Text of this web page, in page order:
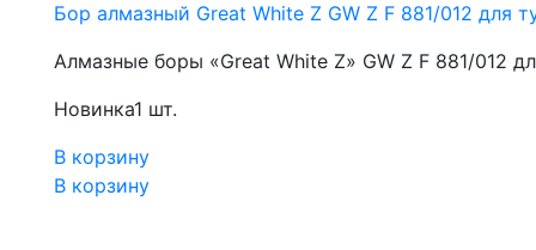
Бор алмазный Great White Z GW Z F 881/012 для
Алмазные боры «Great White Z» GW Z F 881/012
Новинка1 шт.
В корзину
В корзину